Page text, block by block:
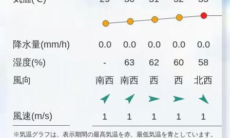
降水量(mm/h)
湿度(%)
風向
風速(m/s)
0.0 0.0 0.0 0.0 0.0
-
63 62 60 58
南西
南西 西 西 北西
1 1 1 1 1
※気温グラフは、表示期間の最高気温を赤、最低気温を青としています。